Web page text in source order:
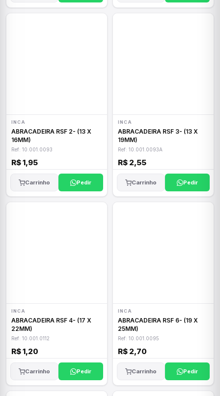
INCA
ABRACADEIRA RSF 2- (13 X
16MM)
Ref: 10.001.0093
R$ 1,95
Carrinho Pedir
INCA
ABRACADEIRA RSF 3- (13 X
19MM)
Ref: 10.001.0093A
R$ 2,55
Carrinho Pedir
INCA
ABRACADEIRA RSF 4- (17 X
22MM)
Ref: 10.001.0112
R$ 1,20
Carrinho Pedir
INCA
ABRACADEIRA RSF 6- (19 X
25MM)
Ref: 10.001.0095
R$ 2,70
Carrinho Pedir